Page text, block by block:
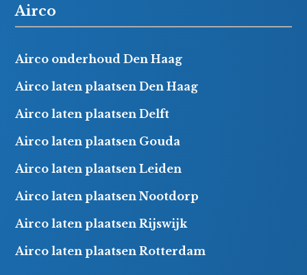
Airco
Airco onderhoud Den Haag
Airco laten plaatsen Den Haag
Airco laten plaatsen Delft
Airco laten plaatsen Gouda
Airco laten plaatsen Leiden
Airco laten plaatsen Nootdorp
Airco laten plaatsen Rijswijk
Airco laten plaatsen Rotterdam